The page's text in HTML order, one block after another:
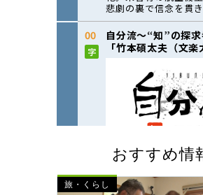
おすすめ情
旅・くらし